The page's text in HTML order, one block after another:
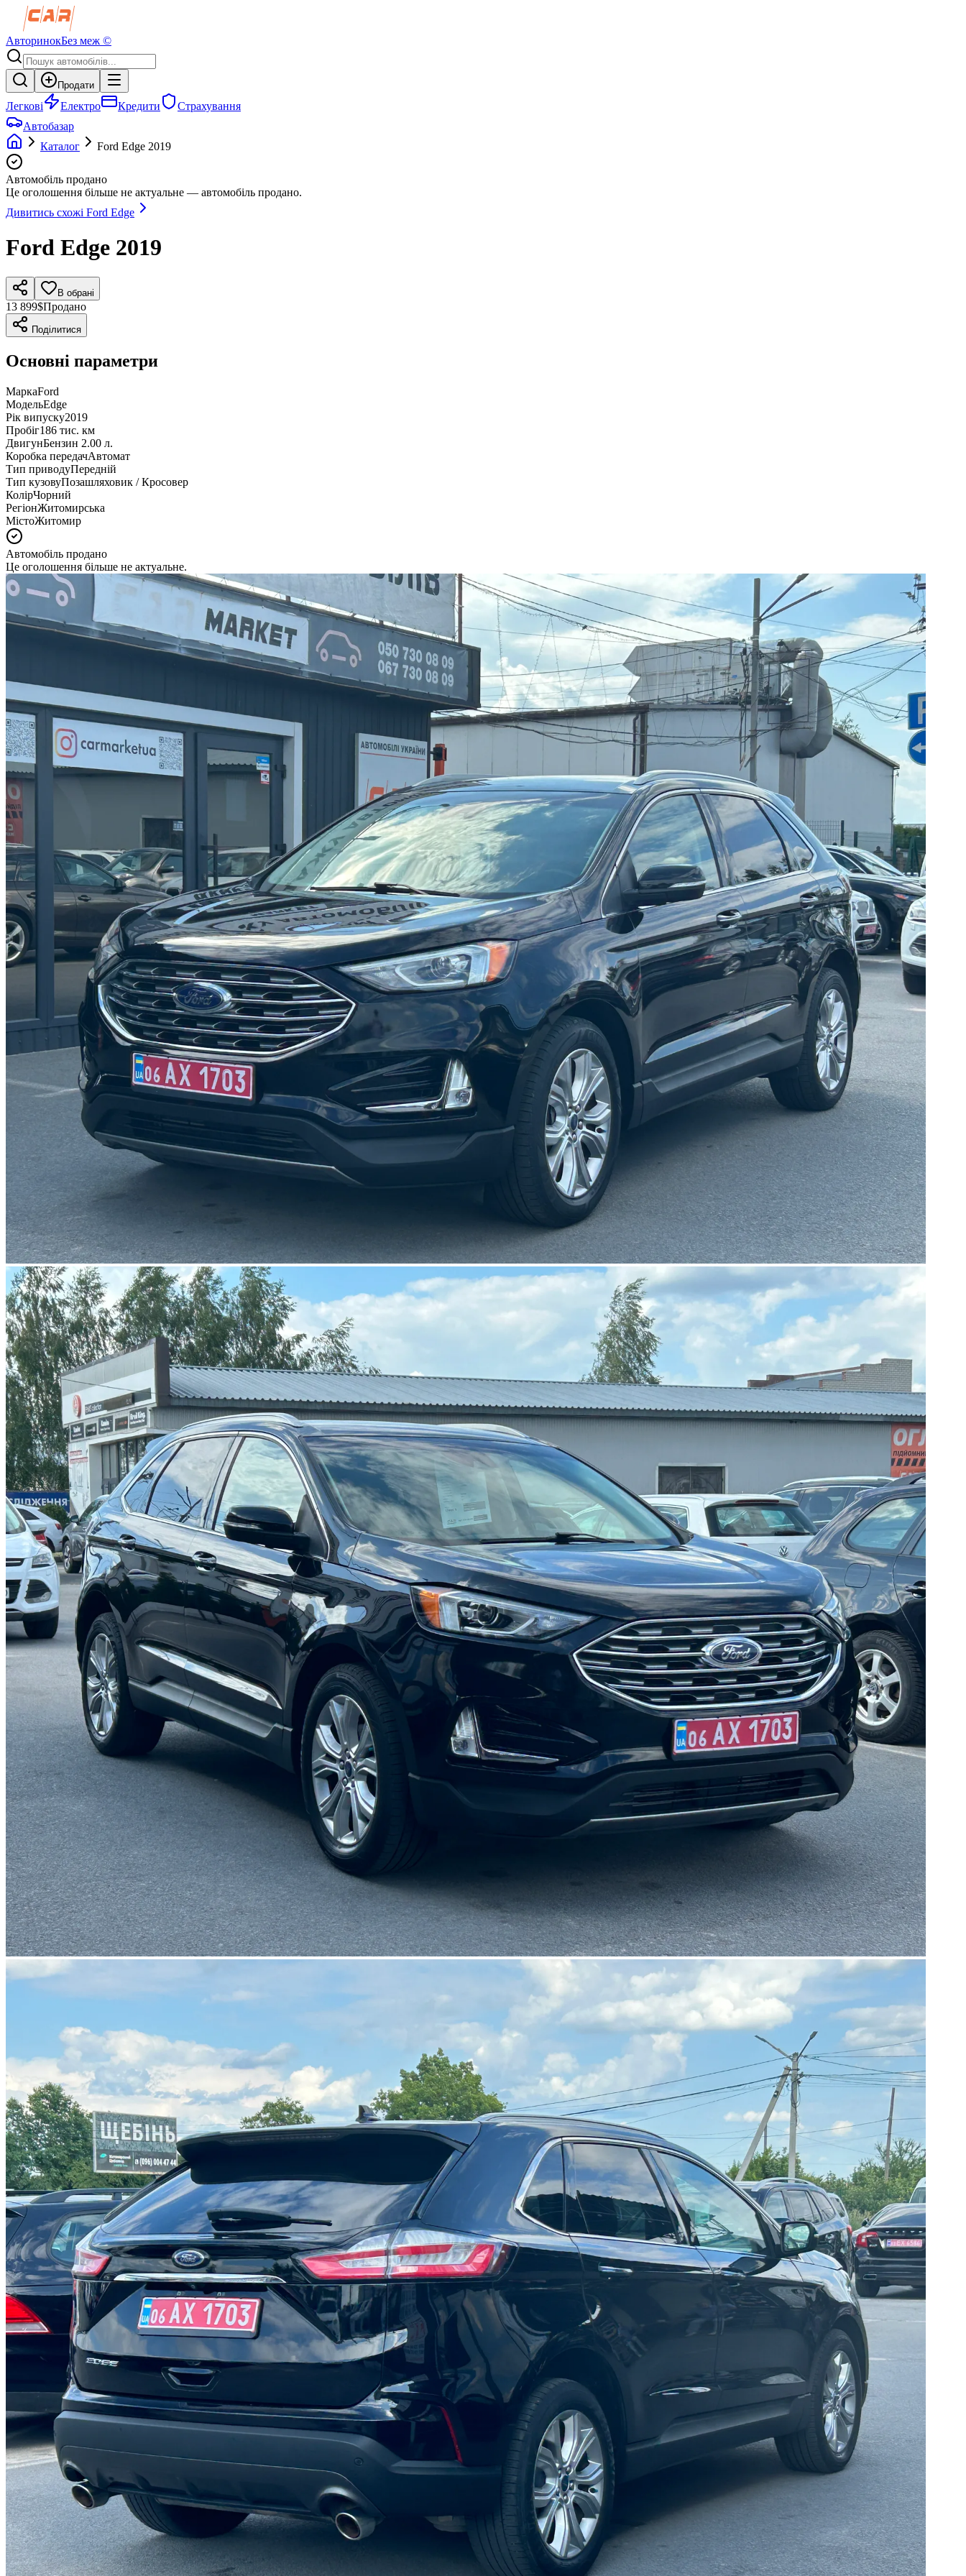
АвторинокБез меж ©
Продати
Легкові Електро Кредити
Страхування
Автобазар
Каталог
Ford Edge 2019
Автомобіль продано
Це оголошення більше не актуальне — автомобіль продано.
Дивитись схожі Ford Edge
Ford Edge 2019
В обрані
13 899$Продано
Поділитися
Основні параметри
МаркаFord
МодельEdge
Рік випуску2019
Пробіг186 тис. км
ДвигунБензин 2.00 л.
Коробка передачАвтомат
Тип приводуПередній
Тип кузовуПозашляховик / Кросовер
КолірЧорний
РегіонЖитомирська
МістоЖитомир
Автомобіль продано
Це оголошення більше не актуальне.